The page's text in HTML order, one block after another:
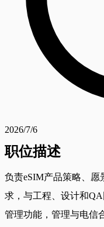
2026/7/6
职位描述
负责eSIM产品策略、
求，与工程、设计和
管理功能，管理与电信